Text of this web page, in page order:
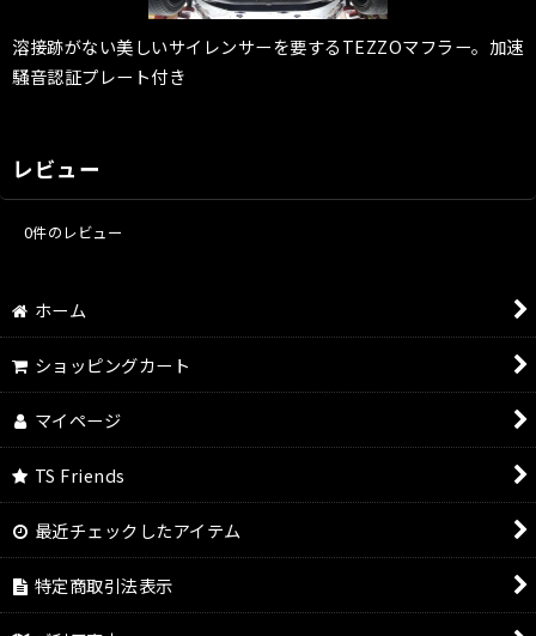
溶接跡がない美しいサイレンサーを要するTEZZOマフラー。加速
騒音認証プレート付き
レビュー
0件のレビュー
ホーム
ショッピングカート
マイページ
TS Friends
最近チェックしたアイテム
特定商取引法表示